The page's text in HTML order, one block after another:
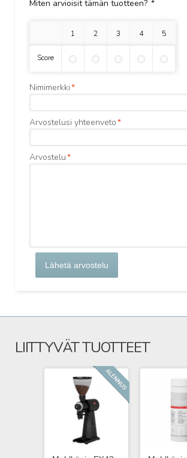
Miten arvioisit tämän tuotteen? *
1 tähti 2 tähteä3 tähteä4 tähteä5 tähteä
Score
*
Nimimerkki
*
Arvostelusi yhteenveto
*
Arvostelu
Lähetä arvostelu
LIITTYVÄT TUOTTEET